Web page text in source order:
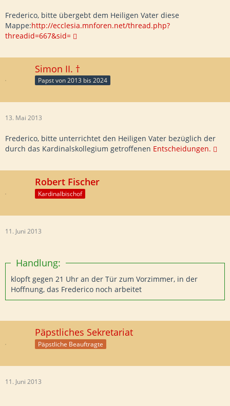
Frederico, bitte übergebt dem Heiligen Vater diese
Mappe:http://ecclesia.mnforen.net/thread.php?
threadid=667&sid=
Simon II. †
Papst von 2013 bis 2024
13. Mai 2013
Frederico, bitte unterrichtet den Heiligen Vater bezüglich der
durch das Kardinalskollegium getroffenen Entscheidungen.
Robert Fischer
Kardinalbischof
11. Juni 2013
Handlung:
klopft gegen 21 Uhr an der Tür zum Vorzimmer, in der
Hoffnung, das Frederico noch arbeitet
Päpstliches Sekretariat
Päpstliche Beauftragte
11. Juni 2013